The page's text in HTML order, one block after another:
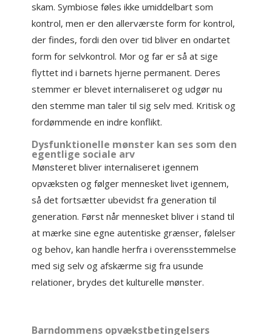
skam. Symbiose føles ikke umiddelbart som
kontrol, men er den allerværste form for kontrol,
der findes, fordi den over tid bliver en ondartet
form for selvkontrol. Mor og far er så at sige
flyttet ind i barnets hjerne permanent. Deres
stemmer er blevet internaliseret og udgør nu
den stemme man taler til sig selv med. Kritisk og
fordømmende en indre konflikt.
Dysfunktionelle mønster kan ses som den
egentlige sociale arv
Mønsteret bliver internaliseret igennem
opvæksten og følger mennesket livet igennem,
så det fortsætter ubevidst fra generation til
generation. Først når mennesket bliver i stand til
at mærke sine egne autentiske grænser, følelser
og behov, kan handle herfra i overensstemmelse
med sig selv og afskærme sig fra usunde
relationer, brydes det kulturelle mønster.
Barndommens opvækstbetingelsers